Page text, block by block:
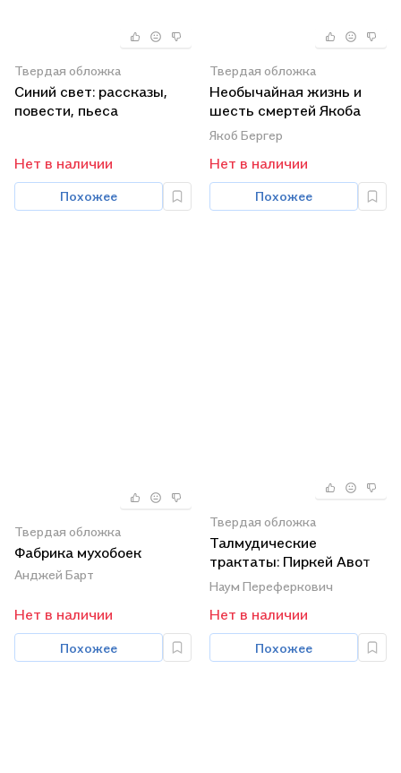
Твердая обложка
Синий свет: рассказы,
повести, пьеса
Нет в наличии
Похожее
Твердая обложка
Необычайная жизнь и
шесть смертей Якоба
Бергера
Якоб Бергер
Нет в наличии
Похожее
Твердая обложка
Фабрика мухобоек
Анджей Барт
Нет в наличии
Похожее
Твердая обложка
Талмудические
трактаты: Пиркей Авот
Авот де-Рабби Натан
Наум Переферкович
Нет в наличии
Похожее